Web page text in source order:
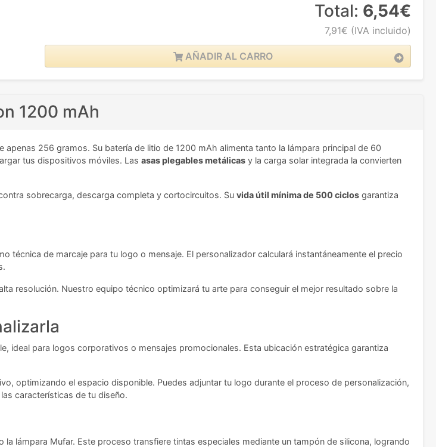
Total: 6,54€
7,91€ (IVA incluido)
AÑADIR AL CARRO
1200 mAh
256 gramos. Su batería de litio de 1200 mAh alimenta tanto la lámpara principal de 60
tus dispositivos móviles. Las asas plegables metálicas y la carga solar integrada la convierten
sobrecarga, descarga completa y cortocircuitos. Su vida útil mínima de 500 ciclos garantiza
técnica de marcaje para tu logo o mensaje. El personalizador calculará instantáneamente el precio
resolución. Nuestro equipo técnico optimizará tu arte para conseguir el mejor resultado sobre la
ideal para logos corporativos o mensajes promocionales. Esta ubicación estratégica garantiza
optimizando el espacio disponible. Puedes adjuntar tu logo durante el proceso de personalización,
características de tu diseño.
lámpara Mufar. Este proceso transfiere tintas especiales mediante un tampón de silicona, logrando